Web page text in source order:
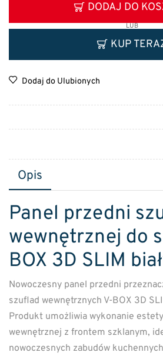
DODAJ DO
LUB
KUP
Dodaj do Ulubionych
Opis
Panel przedni
wewnętrznej do
BOX 3D SLIM
Nowoczesny panel przedni
szuflad wewnętrznych V-BOX 3D
Produkt umożliwia wykonanie
wewnętrznej z frontem szklanym,
nowoczesnych zabudów